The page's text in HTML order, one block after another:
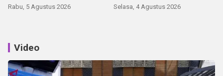
Rabu, 5 Agustus 2026 Selasa, 4 Agustus 2026
Video